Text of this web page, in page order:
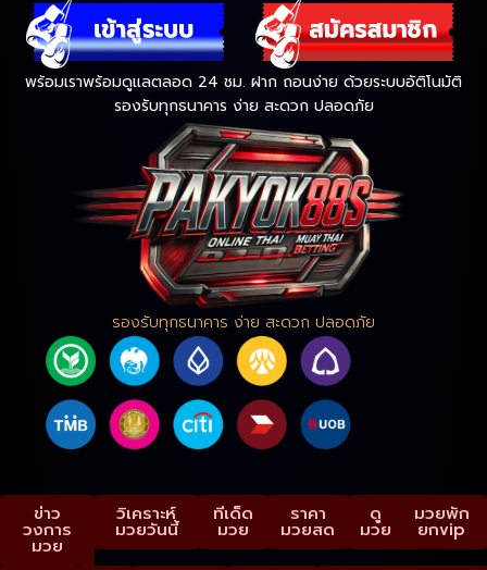
พร้อมเราพร้อมดูแลตลอด 24 ชม. ฝาก ถอนง่าย ด้วยระบบอัติโนมัติ
รองรับทุกธนาคาร ง่าย สะดวก ปลอดภัย
รองรับทุกธนาคาร ง่าย สะดวก ปลอดภัย
ข่าว
วงการ
มวย
วิเคราะห์
มวยวันนี้
ทีเด็ด
มวย
ราคา
มวยสด
ดู
มวย
มวยพัก
ยกvip